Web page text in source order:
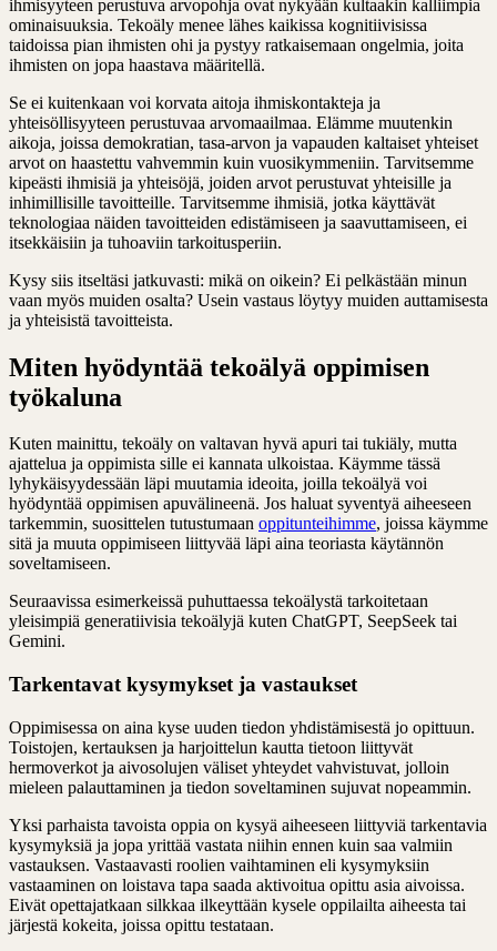
ihmisyyteen perustuva arvopohja ovat nykyään kultaakin kalliimpia
ominaisuuksia. Tekoäly menee lähes kaikissa kognitiivisissa
taidoissa pian ihmisten ohi ja pystyy ratkaisemaan ongelmia, joita
ihmisten on jopa haastava määritellä.
Se ei kuitenkaan voi korvata aitoja ihmiskontakteja ja
yhteisöllisyyteen perustuvaa arvomaailmaa. Elämme muutenkin
aikoja, joissa demokratian, tasa-arvon ja vapauden kaltaiset yhteiset
arvot on haastettu vahvemmin kuin vuosikymmeniin. Tarvitsemme
kipeästi ihmisiä ja yhteisöjä, joiden arvot perustuvat yhteisille ja
inhimillisille tavoitteille. Tarvitsemme ihmisiä, jotka käyttävät
teknologiaa näiden tavoitteiden edistämiseen ja saavuttamiseen, ei
itsekkäisiin ja tuhoaviin tarkoitusperiin.
Kysy siis itseltäsi jatkuvasti: mikä on oikein? Ei pelkästään minun
vaan myös muiden osalta? Usein vastaus löytyy muiden auttamisesta
ja yhteisistä tavoitteista.
Miten hyödyntää tekoälyä oppimisen
työkaluna
Kuten mainittu, tekoäly on valtavan hyvä apuri tai tukiäly, mutta
ajattelua ja oppimista sille ei kannata ulkoistaa. Käymme tässä
lyhykäisyydessään läpi muutamia ideoita, joilla tekoälyä voi
hyödyntää oppimisen apuvälineenä. Jos haluat syventyä aiheeseen
tarkemmin, suosittelen tutustumaan oppitunteihimme, joissa käymme
sitä ja muuta oppimiseen liittyvää läpi aina teoriasta käytännön
soveltamiseen.
Seuraavissa esimerkeissä puhuttaessa tekoälystä tarkoitetaan
yleisimpiä generatiivisia tekoälyjä kuten ChatGPT, SeepSeek tai
Gemini.
Tarkentavat kysymykset ja vastaukset
Oppimisessa on aina kyse uuden tiedon yhdistämisestä jo opittuun.
Toistojen, kertauksen ja harjoittelun kautta tietoon liittyvät
hermoverkot ja aivosolujen väliset yhteydet vahvistuvat, jolloin
mieleen palauttaminen ja tiedon soveltaminen sujuvat nopeammin.
Yksi parhaista tavoista oppia on kysyä aiheeseen liittyviä tarkentavia
kysymyksiä ja jopa yrittää vastata niihin ennen kuin saa valmiin
vastauksen. Vastaavasti roolien vaihtaminen eli kysymyksiin
vastaaminen on loistava tapa saada aktivoitua opittu asia aivoissa.
Eivät opettajatkaan silkkaa ilkeyttään kysele oppilailta aiheesta tai
järjestä kokeita, joissa opittu testataan.